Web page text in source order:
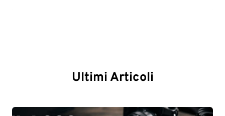
Ultimi Articoli